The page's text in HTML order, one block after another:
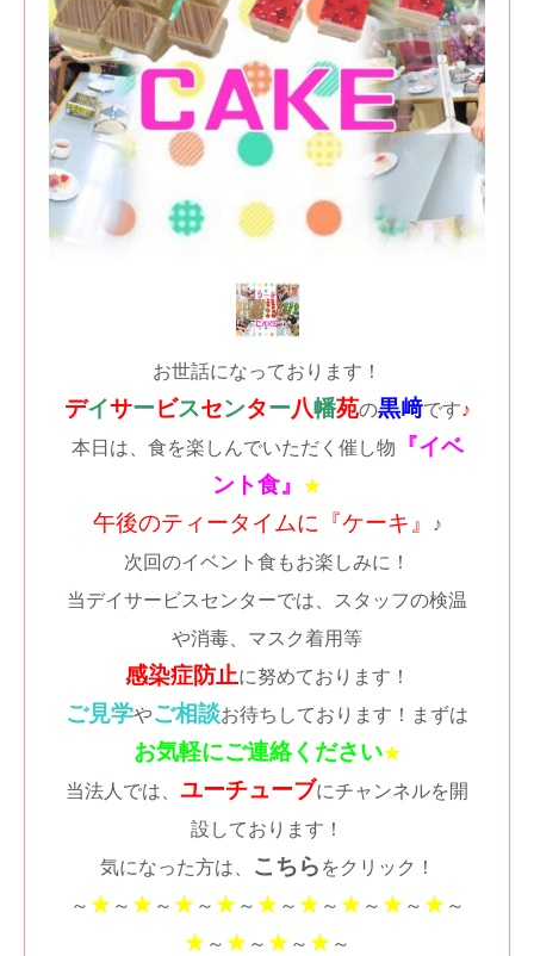
お世話になっております！
デイサービスセンター八幡苑の黒﨑です♪
本日は、食を楽しんでいただく催し物
『イベ
ント食』
★
午後のティータイムに 『ケーキ 』
♪
次回のイベント食もお楽しみに！
当デイサービスセンターでは、スタッフの検温
や消毒、マスク着用等
感染症防止に努めております！
ご見学やご相談お待ちしております！まずは
お気軽にご連絡ください★
当法人では、 ユーチューブにチャンネルを開
設しております！
気になった方は、
こちら をクリック！
～ ★ ～ ★ ～ ★ ～ ★ ～ ★ ～ ★ ～ ★ ～ ★ ～ ★ ～
★ ～ ★ ～ ★ ～ ★ ～